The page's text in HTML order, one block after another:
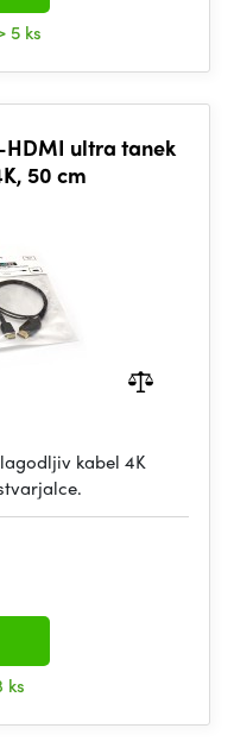
5 ks
ultra tanek
50 cm
kabel 4K
ks